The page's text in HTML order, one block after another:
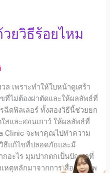
ยวิธีร้อยไหม
เพราะทำให้ใบหน้าดูเศร้า
ที่ไม่ต้องผ่าตัดและให้ผลลัพธ์ที่
ฉีดฟิลเลอร์ ทั้งสองวิธีนี้ช่วยยก
สและอ่อนเยาว์ ให้ผลลัพธ์ที่
Clinic จะพาคุณไปทำความ
ธีแก้ไขที่ปลอดภัยและมี
อะไร มุมปากตกเป็นปัญหาที่
หตุหลักมาจากการเสื่อมสภาพ